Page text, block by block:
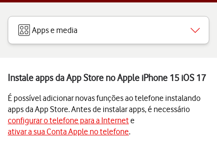
Apps e media
Instale apps da App Store no Apple iPhone 15 iOS 17
É possível adicionar novas funções ao telefone instalando
apps da App Store. Antes de instalar apps, é necessário
configurar o telefone para a Internete
ativar a sua Conta Apple no telefone.